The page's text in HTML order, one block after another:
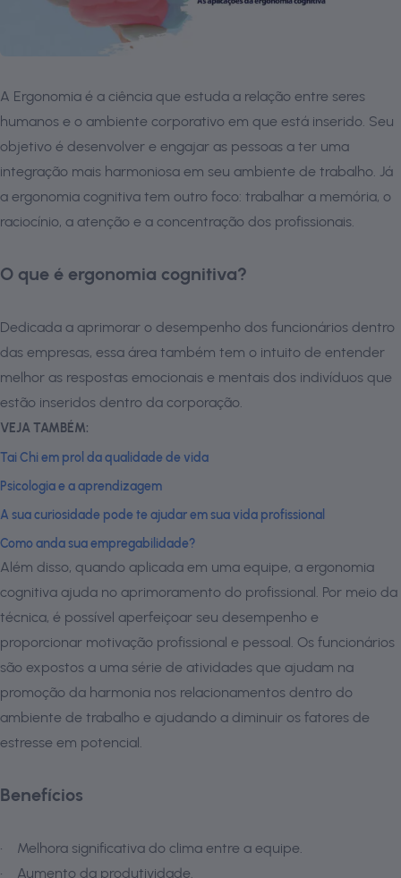
A Ergonomia é a ciência que estuda a relação entre seres
humanos e o ambiente corporativo em que está inserido. Seu
objetivo é desenvolver e engajar as pessoas a ter uma
integração mais harmoniosa em seu ambiente de trabalho. Já
a ergonomia cognitiva tem outro foco: trabalhar a memória, o
raciocínio, a atenção e a concentração dos profissionais.
O que é ergonomia cognitiva?
Dedicada a aprimorar o desempenho dos funcionários dentro
das empresas, essa área também tem o intuito de entender
melhor as respostas emocionais e mentais dos indivíduos que
estão inseridos dentro da corporação.
VEJA TAMBÉM:
Tai Chi em prol da qualidade de vida
Psicologia e a aprendizagem
A sua curiosidade pode te ajudar em sua vida profissional
Como anda sua empregabilidade?
Além disso, quando aplicada em uma equipe, a ergonomia
cognitiva ajuda no aprimoramento do profissional. Por meio da
técnica, é possível aperfeiçoar seu desempenho e
proporcionar motivação profissional e pessoal. Os funcionários
são expostos a uma série de atividades que ajudam na
promoção da harmonia nos relacionamentos dentro do
ambiente de trabalho e ajudando a diminuir os fatores de
estresse em potencial.
Benefícios
• Melhora significativa do clima entre a equipe.
• Aumento da produtividade.